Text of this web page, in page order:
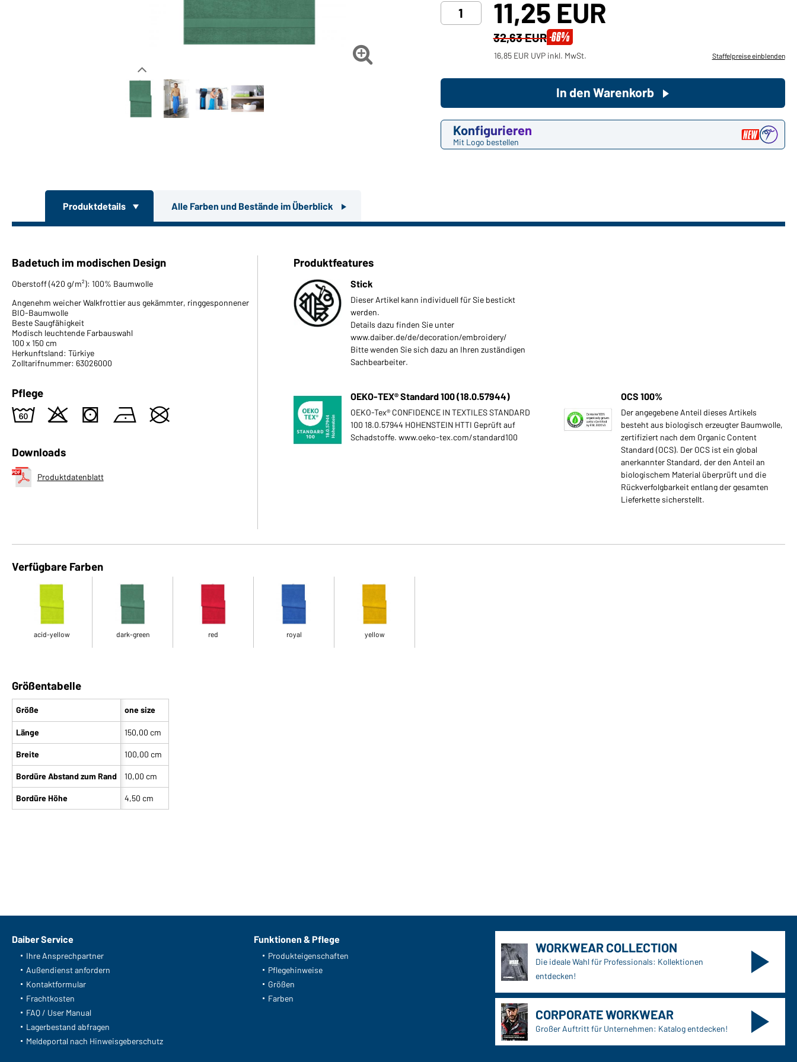
Hier geht's zu unserem

11,25 EUR
32,63 EUR -66%
16,85 EUR UVP inkl. MwSt. Staffelpreise einblenden
Konfigurieren
Mit Logo bestellen
In den Warenkorb
Produktdetails Alle Farben und Bestände im Überblick
Badetuch im modischen Design
Oberstoff (420 g/m²): 100% Baumwolle
Angenehm weicher Walkfrottier aus gekämmter, ringgesponnener
BIO-Baumwolle
Beste Saugfähigkeit
Modisch leuchtende Farbauswahl
100 x 150 cm
Herkunftsland: Türkiye
Zolltarifnummer: 63026000
Pflege
4 o s n U
Downloads
Produktdatenblatt
Produktfeatures
Stick
Dieser Artikel kann individuell für Sie bestickt
werden.
Details dazu finden Sie unter
www.daiber.de/de/decoration/embroidery/
Bitte wenden Sie sich dazu an Ihren zuständigen
Sachbearbeiter.
OEKO-TEX® Standard 100 (18.0.57944)
OEKO-Tex® CONFIDENCE IN TEXTILES STANDARD
100 18.0.57944 HOHENSTEIN HTTI Geprüft auf
Schadstoffe. www.oeko-tex.com/standard100
OCS 100%
Der angegebene Anteil dieses Artikels
besteht aus biologisch erzeugter Baumwolle,
zertifiziert nach dem Organic Content
Standard (OCS). Der OCS ist ein global
anerkannter Standard, der den Anteil an
biologischem Material überprüft und die
Rückverfolgbarkeit entlang der gesamten
Lieferkette sicherstellt.
Verfügbare Farben
acid-yellow dark-green red royal yellow
Größentabelle
Größe
Länge
Breite
Bordüre Abstand zum Rand
Bordüre Höhe
one size
150,00 cm
100,00 cm
10,00 cm
4,50 cm
Daiber Service
Ihre Ansprechpartner
Außendienst anfordern
Kontaktformular
Frachtkosten
FAQ / User Manual
Lagerbestand abfragen
Meldeportal nach Hinweisgeberschutz
Funktionen & Pflege
Produkteigenschaften
Pflegehinweise
Größen
Farben
WORKWEAR COLLECTION
Die ideale Wahl für Professionals: Kollektionen
entdecken!
CORPORATE WORKWEAR
Großer Auftritt für Unternehmen: Katalog entdecken!